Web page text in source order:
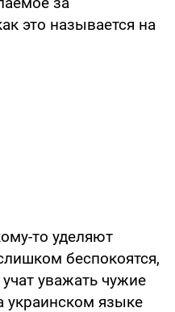
это называется на
то уделяют
беспокоятся,
уважать чужие
украинском языке